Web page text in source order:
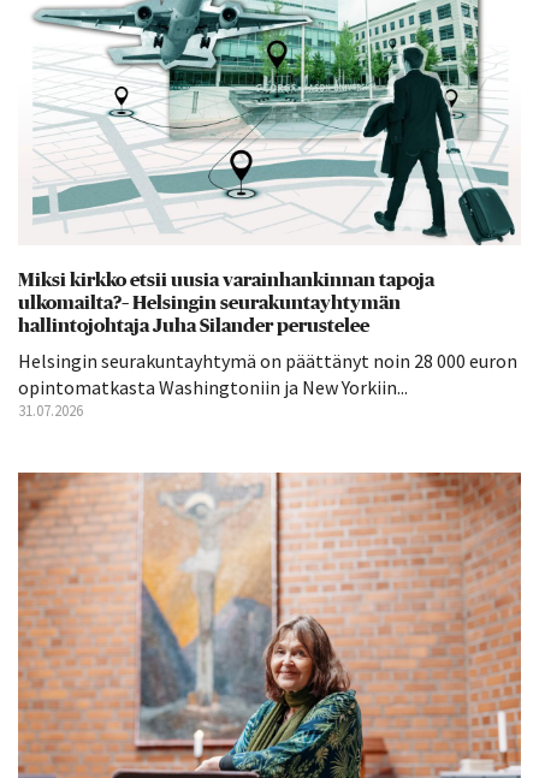
Miksi kirkko etsii uusia varainhankinnan tapoja
ulkomailta?– Helsingin seurakuntayhtymän
hallintojohtaja Juha Silander perustelee
Helsingin seurakuntayhtymä on päättänyt noin 28 000 euron
opintomatkasta Washingtoniin ja New Yorkiin...
31.07.2026